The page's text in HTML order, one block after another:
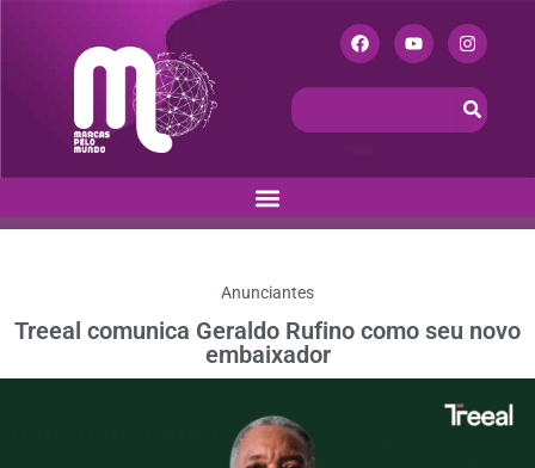
Anunciantes
Treeal comunica Geraldo Rufino como seu novo
embaixador